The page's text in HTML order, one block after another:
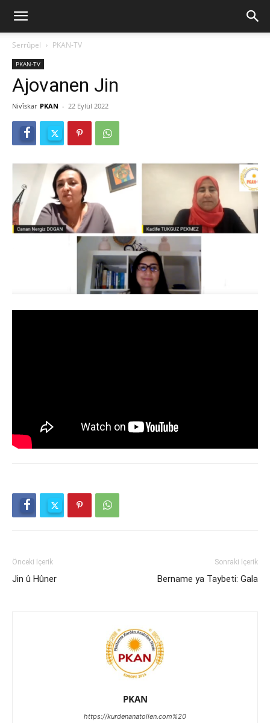
Serrûpel PKAN-TV
PKAN-TV
Ajovanen Jin
Nivîskar PKAN - 22 Eylül 2022
Önceki İçerik
Jin û Hûner
Sonraki İçerik
Bername ya Taybeti: Gala
PKAN
https://kurdenanatolien.com%20